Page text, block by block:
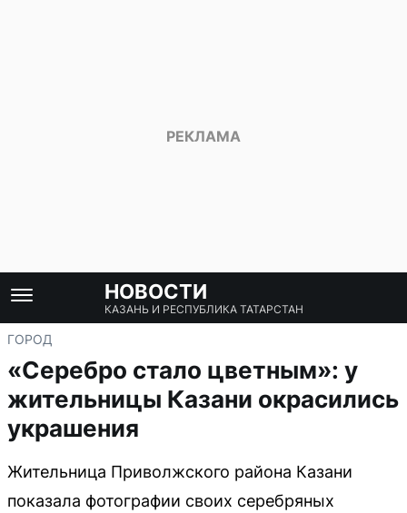
НОВОСТИ
КАЗАНЬ И РЕСПУБЛИКА ТАТАРСТАН
ГОРОД
«Серебро стало цветным»: у
жительницы Казани окрасились
украшения
Жительница Приволжского района Казани
показала фотографии своих серебряных